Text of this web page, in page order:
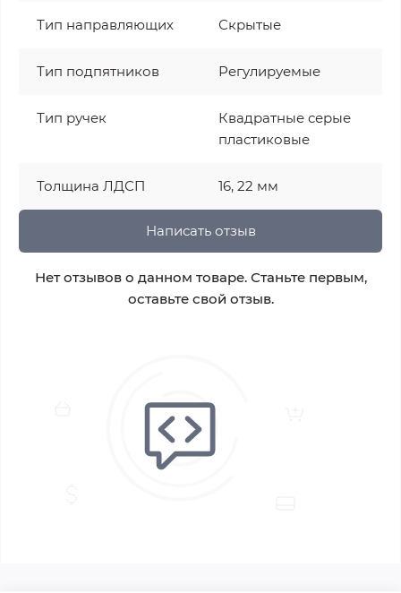
Тип направляющих Скрытые
Тип подпятников Регулируемые
Тип ручек
Квадратные серые
пластиковые
Толщина ЛДСП 16, 22 мм
Написать отзыв
Нет отзывов о данном товаре. Станьте первым,
оставьте свой отзыв.